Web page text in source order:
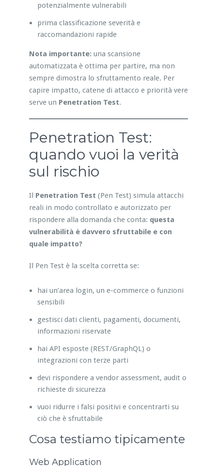
potenzialmente vulnerabili
prima classificazione severità e
raccomandazioni rapide
Nota importante: una scansione
automatizzata è ottima per partire, ma non
sempre dimostra lo sfruttamento reale. Per
capire impatto, catene di attacco e priorità vere
serve un Penetration Test.
Penetration Test:
quando vuoi la verità
sul rischio
Il Penetration Test (Pen Test) simula attacchi
reali in modo controllato e autorizzato per
rispondere alla domanda che conta: questa
vulnerabilità è davvero sfruttabile e con
quale impatto?
Il Pen Test è la scelta corretta se:
hai un’area login, un e-commerce o funzioni
sensibili
gestisci dati clienti, pagamenti, documenti,
informazioni riservate
hai API esposte (REST/GraphQL) o
integrazioni con terze parti
devi rispondere a vendor assessment, audit o
richieste di sicurezza
vuoi ridurre i falsi positivi e concentrarti su
ciò che è sfruttabile
Cosa testiamo tipicamente
Web Application